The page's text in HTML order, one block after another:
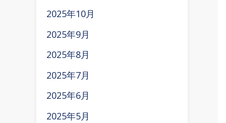
2025年10月
2025年9月
2025年8月
2025年7月
2025年6月
2025年5月